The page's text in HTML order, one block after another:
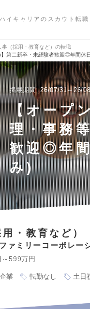
イキャリアのスカウト転職
事（採用・教育など）の転職
】第二新卒・未経験者歓迎◎年間休
掲載期間 26/07/31～26/
【オープ
理・事務
歓迎◎年
み)
・教育など）
ァミリーコーポレー
599万円
業 転勤なし 土日